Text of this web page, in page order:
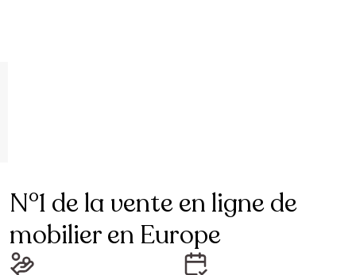
N°1 de la vente en ligne de
mobilier en Europe